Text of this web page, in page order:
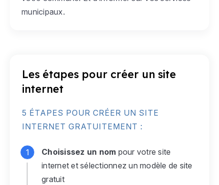
municipaux.
Les étapes pour créer un site
internet
5 ÉTAPES POUR CRÉER UN SITE
INTERNET GRATUITEMENT :
Choisissez un nom pour votre site
internet et sélectionnez un modèle de site
gratuit